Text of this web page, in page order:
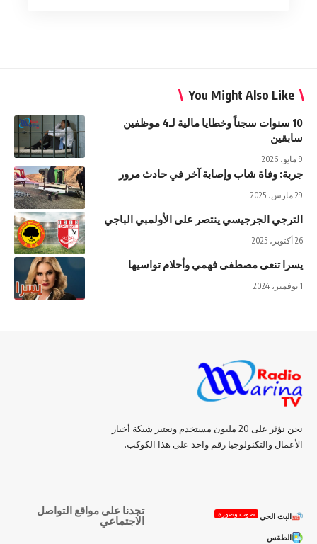
You Might Also Like
10 سنوات سجناً وخطايا مالية لـ4 موظفين
سابقين
9 مايو، 2026
جربة: وفاة شاب وإصابة آخر في حادث مرور
29 مارس، 2025
الترجي الجرجيسي ينتصر على الأولمبي الباجي
26 أكتوبر، 2025
يسرا تنعى مصطفى فهمي وأحلام تواسيها
1 نوفمبر، 2024
نحن نؤثر على 20 مليون مستخدم ونعتبر شبكة أخبار
الأعمال والتكنولوجيا رقم واحد على هذا الكوكب.
البث الحي صوت وصورة
الطقس
تجدنا على مواقع التواصل
الاجتماعي